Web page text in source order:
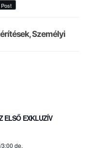
Post
Személyi
ELSŐ EXKLUZÍV
de.